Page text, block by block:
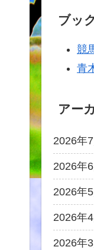
ブッ
競
青
アー
2026年7
2026年6
2026年5
2026年4
2026年3